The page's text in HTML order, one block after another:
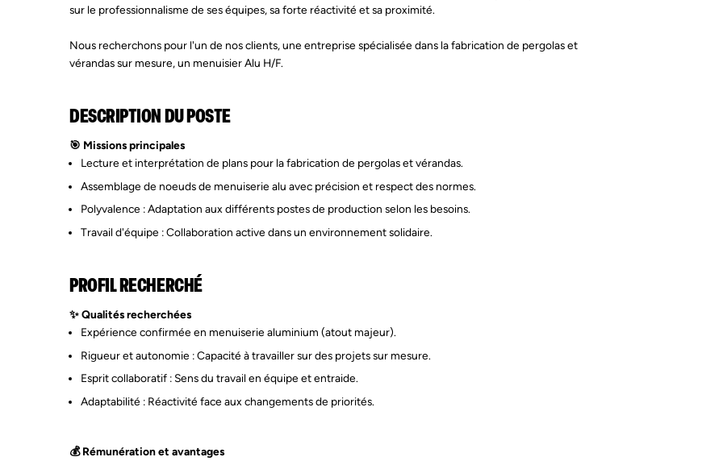
sur le professionnalisme de ses équipes, sa forte réactivité et sa proximité.
Nous recherchons pour l'un de nos clients, une entreprise spécialisée dans la fabrication de pergolas et
vérandas sur mesure, un menuisier Alu H/F.
DESCRIPTION DU POSTE
🎯 Missions principales
Lecture et interprétation de plans pour la fabrication de pergolas et vérandas.
Assemblage de noeuds de menuiserie alu avec précision et respect des normes.
Polyvalence : Adaptation aux différents postes de production selon les besoins.
Travail d'équipe : Collaboration active dans un environnement solidaire.
PROFIL RECHERCHÉ
✨ Qualités recherchées
Expérience confirmée en menuiserie aluminium (atout majeur).
Rigueur et autonomie : Capacité à travailler sur des projets sur mesure.
Esprit collaboratif : Sens du travail en équipe et entraide.
Adaptabilité : Réactivité face aux changements de priorités.
💰 Rémunération et avantages